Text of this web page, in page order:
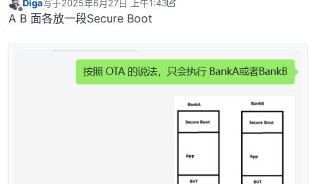
离线
Diga写于2025年6月27日 上午1:43
最后由 Diga 编辑2025年7月2日 上午10:42
A B 面各放一段Secure Boot